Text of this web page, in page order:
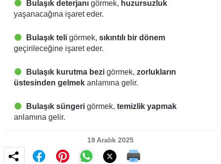
Bulaşık deterjanı görmek, huzursuzluk
yaşanacağına işaret eder.
Bulaşık teli görmek, sıkıntılı bir dönem
geçirileceğine işaret eder.
Bulaşık kurutma bezi görmek, zorlukların
üstesinden gelmek anlamına gelir.
Bulaşık süngeri görmek, temizlik yapmak
anlamına gelir.
19 Aralık 2025